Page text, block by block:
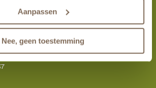
cookies? Bekijk dan de andere
Aanpassen
Nee, geen toestemming
Heidepol